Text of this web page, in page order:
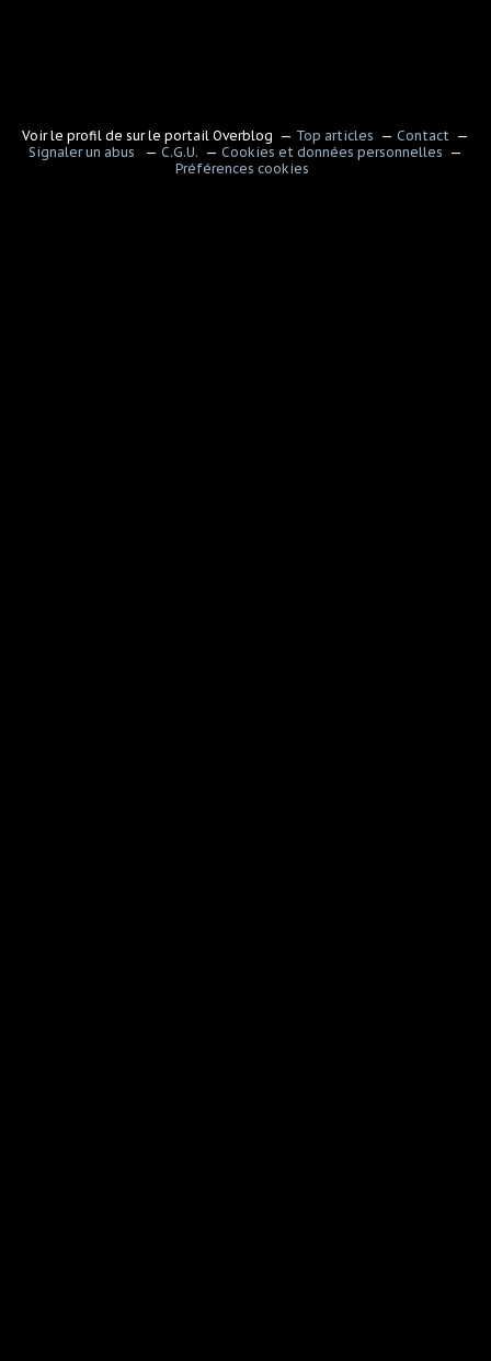
Voir le profil de sur le portail Overblog Top articles
Contact
Signaler un abus
C.G.U.
Cookies et données personnelles
Préférences cookies